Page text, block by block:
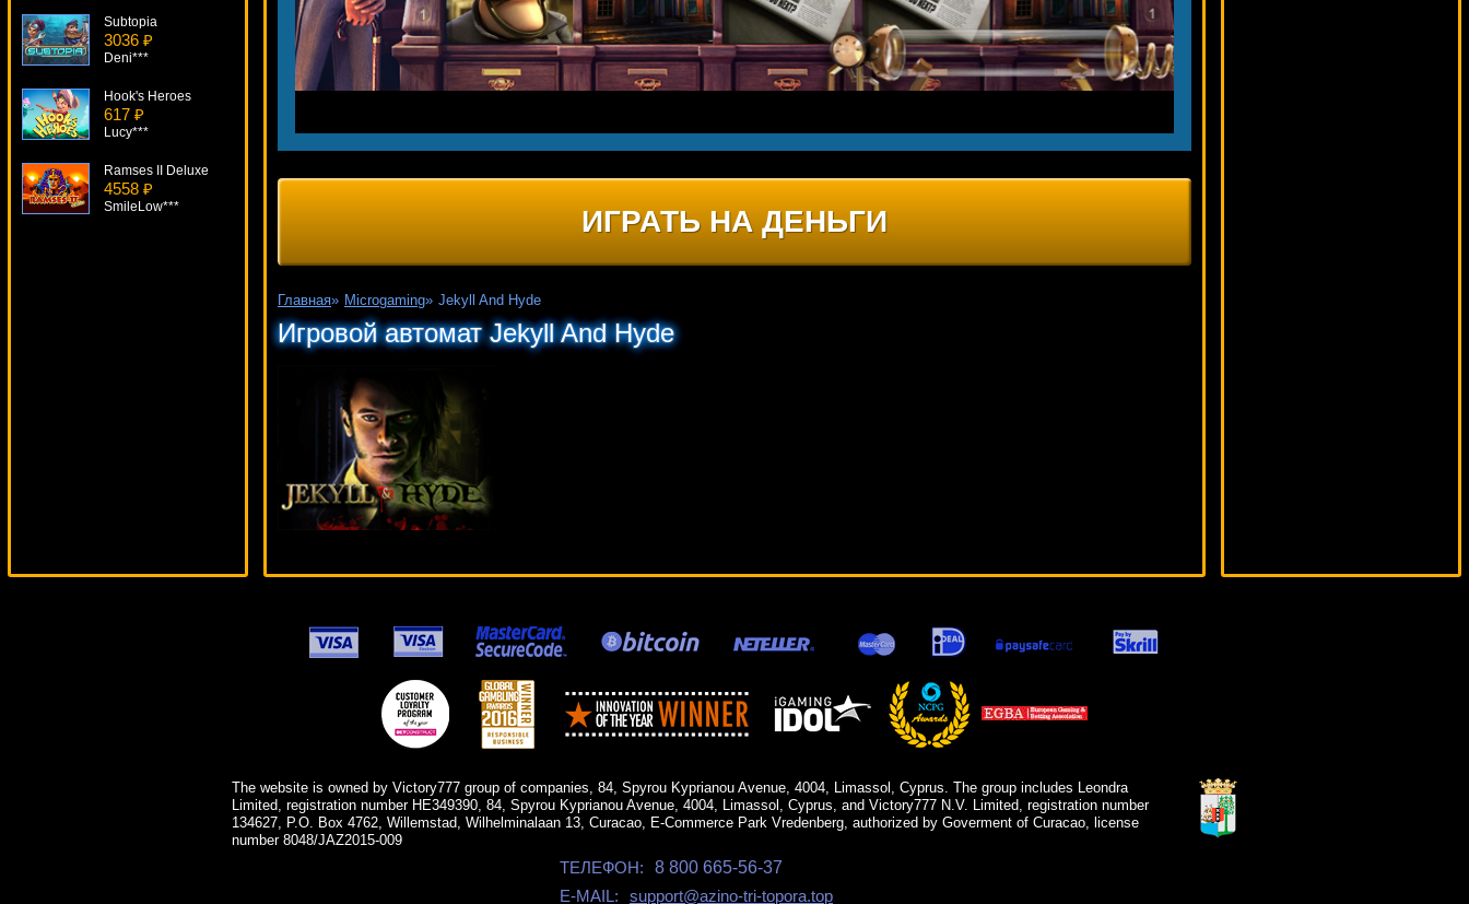
ИГРАТЬ НА ДЕНЬГИ
Главная» Microgaming» Jekyll And Hyde
Игровой автомат Jekyll And Hyde
Subtopia
3036 ₽
Deni***
Hook's Heroes
617 ₽
Lucy***
Ramses II Deluxe
4558 ₽
SmileLow***
The website is owned by Victory777 group of companies, 84, Spyrou Kyprianou Avenue, 4004, Limassol, Cyprus. The group includes Leondra
Limited, registration number HE349390, 84, Spyrou Kyprianou Avenue, 4004, Limassol, Cyprus, and Victory777 N.V. Limited, registration number
134627, P.O. Box 4762, Willemstad, Wilhelminalaan 13, Curacao, E-Commerce Park Vredenberg, authorized by Goverment of Curacao, license
number 8048/JAZ2015-009
ТЕЛЕФОН:
8 800 665-56-37
E-MAIL:
support@azino-tri-topora.top